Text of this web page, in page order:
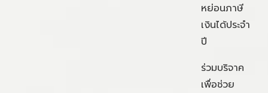
หย่อนภาษี
เงินได้ประจำ
ปี
ร่วมบริจาค
เพื่อช่วย